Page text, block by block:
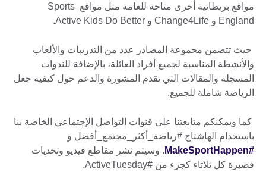
مواقع بريطانية أخرى متاحة للعامة مثل مواقع Sports
England و Change4Life و Active Kids Do Better.
حيث تتضمن مجموعة المصادر عدد من التدريبات والألعاب
والأنشطة المناسبة لجميع أفراد العائلة، بالإضافة للندوات
المسجلة والمقالات التي تقدم المشورة والدعم حول كيفية جعل
الرياضة شاملة للجميع.
كما ويمكنكم متابعتنا على قنوات التواصل الإجتماعي الخاصة بنا
باستخدام الهاشتاج #رياضة_أكثر_مجتمع_أفضل و
#MakeSportHappen
. وسيتم نشر مقاطع فيديو وتحديات
قصيرة كل ثلاثاء كجزء من #ActiveTuesday.